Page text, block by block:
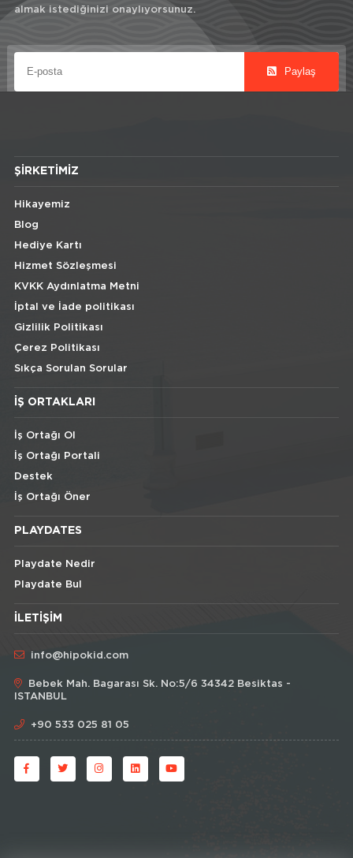
almak istediğinizi onaylıyorsunuz.
Paylaş
ŞIRKETIMIZ
Hikayemiz
Blog
Hediye Kartı
Hizmet Sözleşmesi
KVKK Aydınlatma Metni
İptal ve İade politikası
Gizlilik Politikası
Çerez Politikası
Sıkça Sorulan Sorular
İŞ ORTAKLARI
İş Ortağı Ol
İş Ortağı Portali
Destek
İş Ortağı Öner
PLAYDATES
Playdate Nedir
Playdate Bul
İLETIŞIM
info@hipokid.com
Bebek Mah. Bagarası Sk. No:5/6 34342 Besiktas -
ISTANBUL
+90 533 025 81 05